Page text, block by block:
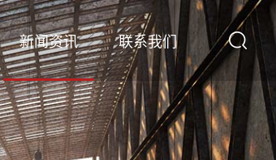
新闻资讯 联系我们